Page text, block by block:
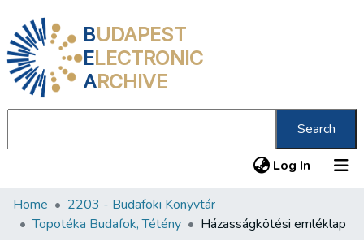
BUDAPEST
ELECTRONIC
ARCHIVE
Search
Log In (current)
Communities & Collections
Home
2203 - Budafoki Könyvtár
Topotéka Budafok, Tétény
Házasságkötési emléklap